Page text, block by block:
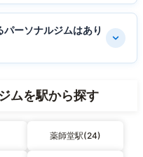
ーソナルジムはあり
ムを駅から探す
薬師堂駅(24)